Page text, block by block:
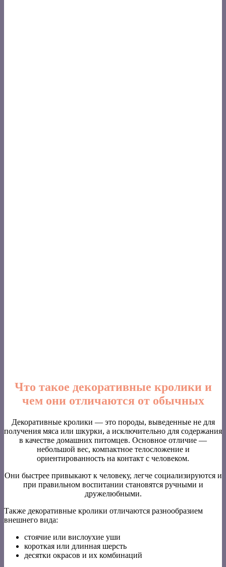
Что такое декоративные кролики и
чем они отличаются от обычных
Декоративные кролики — это породы, выведенные не для
получения мяса или шкурки, а исключительно для содержания
в качестве домашних питомцев. Основное отличие —
небольшой вес, компактное телосложение и
ориентированность на контакт с человеком.
Они быстрее привыкают к человеку, легче социализируются и
при правильном воспитании становятся ручными и
дружелюбными.
Также декоративные кролики отличаются разнообразием
внешнего вида:
стоячие или вислоухие уши
короткая или длинная шерсть
десятки окрасов и их комбинаций